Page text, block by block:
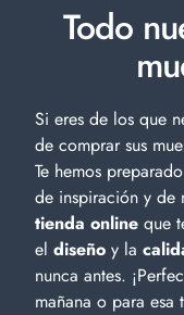
Todo
Si eres de los que
de comprar sus
Te hemos
de inspiración y de
tienda online que
el diseño y la
nunca antes.
mañana o para esa